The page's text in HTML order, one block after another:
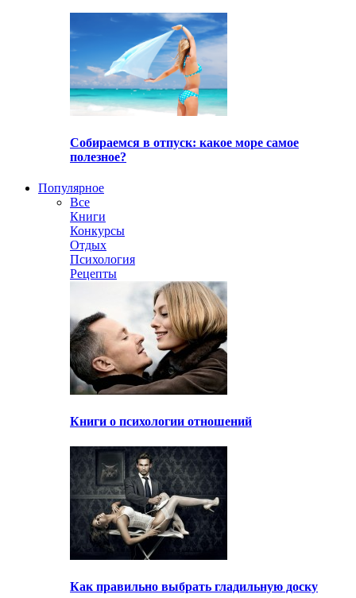
Собираемся в отпуск: какое море самое
полезное?
Популярное
Все
Книги
Конкурсы
Отдых
Психология
Рецепты
Книги о психологии отношений
Как правильно выбрать гладильную доску